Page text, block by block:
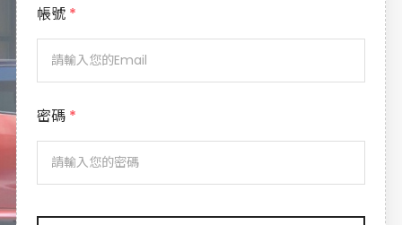
帳號 *
密碼 *